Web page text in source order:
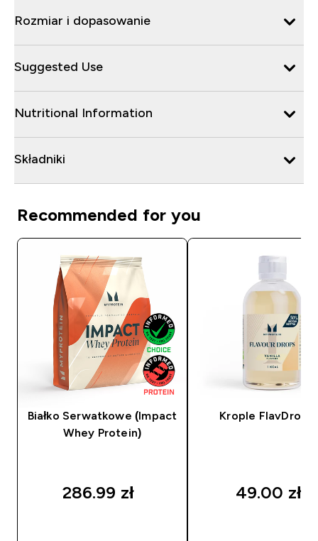
Rozmiar i dopasowanie
Suggested Use
Nutritional Information
Składniki
Recommended for you
Białko Serwatkowe (Impact
Whey Protein)
286.99 zł‎
Krople
49.00 zł‎